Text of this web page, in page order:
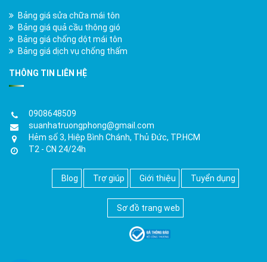
Bảng giá sửa chữa mái tôn
Bảng giá quả cầu thông gió
Bảng giá chống dột mái tôn
Bảng giá dịch vụ chống thấm
THÔNG TIN LIÊN HỆ
0908648509
suanhatruongphong@gmail.com
Hẻm số 3, Hiệp Bình Chánh, Thủ Đức, TP.HCM
T2 - CN 24/24h
Blog Trợ giúp Giới thiệu Tuyển dụng
Sơ đồ trang web